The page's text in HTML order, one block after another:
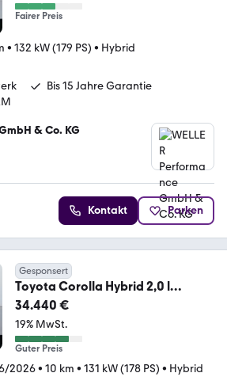
Fairer Preis
• 132 kW (179 PS) • Hybrid
Bis 15 Jahre Garantie
& Co. KG
Kontakt Parken
Gesponsert
Toyota Corolla Hybrid 2,0 l
Touring Sports Hybrid GR Sp
34.440 €
19% MwSt.
Guter Preis
2026• 10 km • 131 kW (178 PS) • Hybrid